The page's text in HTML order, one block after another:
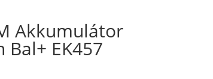
Akkumulátor
Bal+ EK457